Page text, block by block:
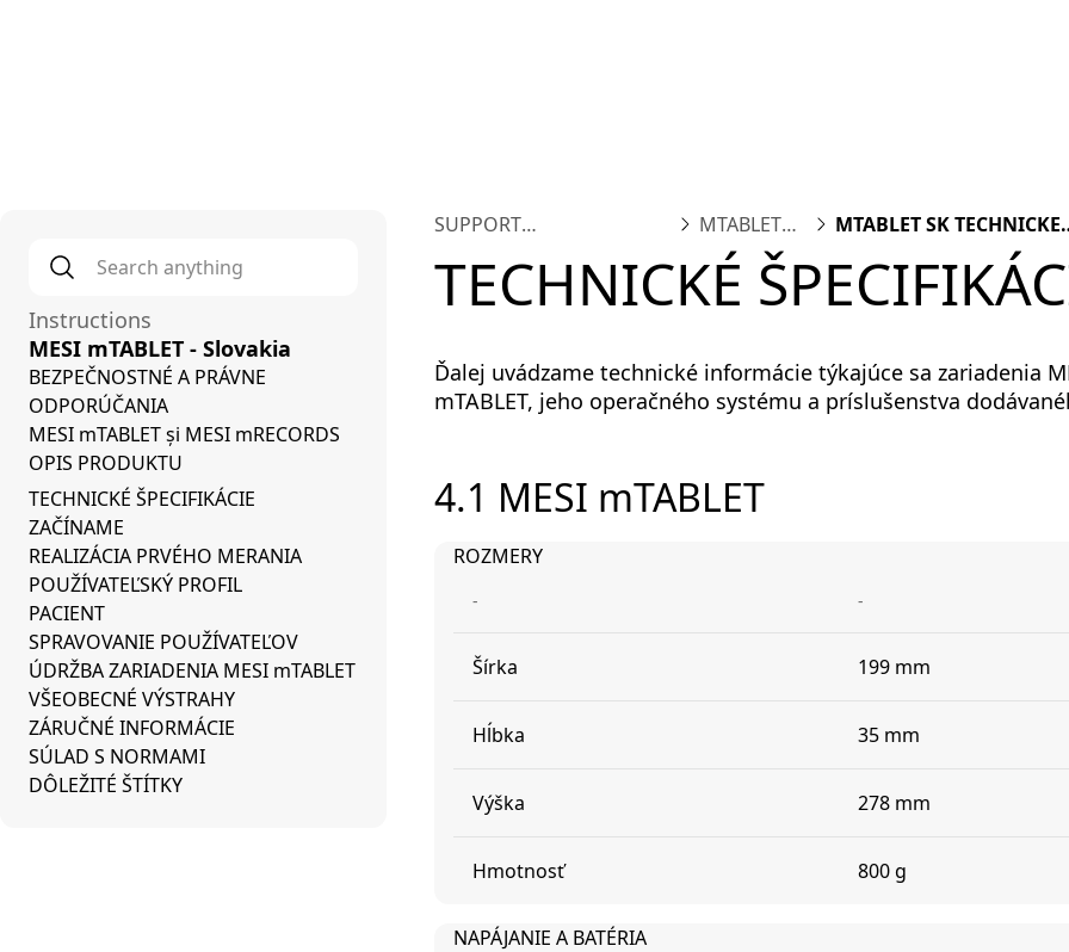
Instructions
MESI mTABLET - Slovakia
BEZPEČNOSTNÉ A PRÁVNE
ODPORÚČANIA
MESI mTABLET și MESI mRECORDS
OPIS PRODUKTU
TECHNICKÉ ŠPECIFIKÁCIE
ZAČÍNAME
REALIZÁCIA PRVÉHO MERANIA
POUŽÍVATEĽSKÝ PROFIL
PACIENT
SPRAVOVANIE POUŽÍVATEĽOV
ÚDRŽBA ZARIADENIA MESI mTABLET
VŠEOBECNÉ VÝSTRAHY
ZÁRUČNÉ INFORMÁCIE
SÚLAD S NORMAMI
DÔLEŽITÉ ŠTÍTKY
SUPPORT
MTABLET
MTABLET SK TECHNICKE
TECHNICKÉ
Ďalej uvádzame technické informácie týkajúce sa zariadenia
mTABLET, jeho operačného systému a príslušenstva
4.1 MESI mTABLET
ROZMERY
- -
Šírka 199 mm
Hĺbka 35 mm
Výška 278 mm
Hmotnosť 800 g
NAPÁJANIE A BATÉRIA